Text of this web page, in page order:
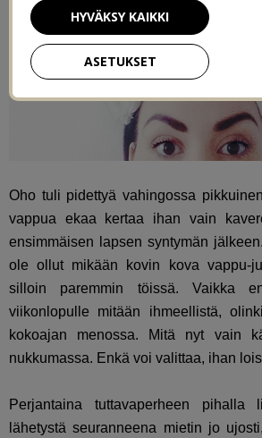
Oho tuli pidettyä vahingossa
vappua ekaa kertaa ihan vain
ensimmäisen lapsen syntymän
ole ollut mikään kovin kova vappu-
silloin paremmin töissä. Vaikka
viikonlopulle mitään ihmeellistä,
kokoajan menossa. Mitä nyt vain
nukkumassa. Enkä voi valittaa, ihan
Perjantaina tuttavaperheen pihalla
lähetystä seuranneena mietin jo
ASETUKSET
HYVÄKSY KAIKKI